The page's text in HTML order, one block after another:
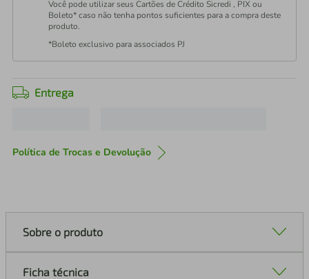
Você pode utilizar seus Cartões de Crédito Sicredi , PIX ou
Boleto* caso não tenha pontos suficientes para a compra deste
produto.
*Boleto exclusivo para associados PJ
Entrega
Política de Trocas e Devolução
Sobre o produto
Ficha técnica